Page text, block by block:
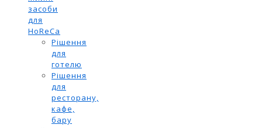
засоби
для
HoReCa
Рішення
для
готелю
Рішення
для
ресторану,
кафе,
бару